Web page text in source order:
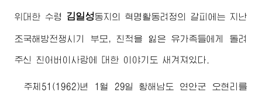
위대한 수령 김일성동지 의 혁명활동려정의 갈피에는 지난
조국해방전쟁시기 부모, 친척을 잃은 유가족들에게 돌려
주신 친 어버이 사랑에 대한 이야기도 새겨져있다.
주체51(1962)년 1월 29일 황해남도 연안군 오현리를